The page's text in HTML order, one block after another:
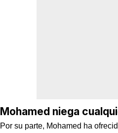
Mohamed niega
Por su parte, Mohamed ha